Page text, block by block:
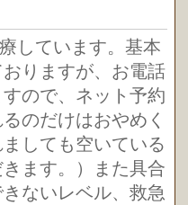
しています。基本
りますが、お電話
ので、ネット予約
のだけはおやめく
しても空いている
ます。）また具合
ないレベル、救急